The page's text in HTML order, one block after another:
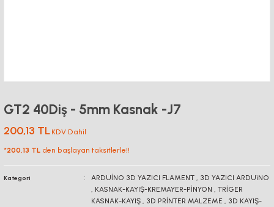
GT2 40Diş - 5mm Kasnak -J7
200,13 TL KDV Dahil
*200,13 TL den başlayan taksitlerle!!
Kategori ARDUİNO 3D YAZICI FLAMENT , 3D YAZICI ARDUiNO
, KASNAK-KAYIŞ-KREMAYER-PİNYON , TRİGER
KASNAK-KAYIŞ , 3D PRİNTER MALZEME , 3D KAYIŞ-